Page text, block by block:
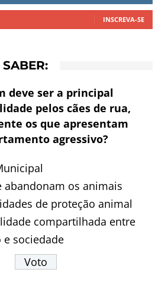
INSCREVA-SE
deve ser a principal
pelos cães de rua,
os que apresentam
agressivo?
abandonam os animais
de proteção animal
compartilhada entre
sociedade